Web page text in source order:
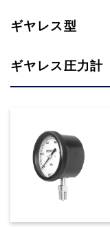
ギヤレス型
ギヤレス圧力計